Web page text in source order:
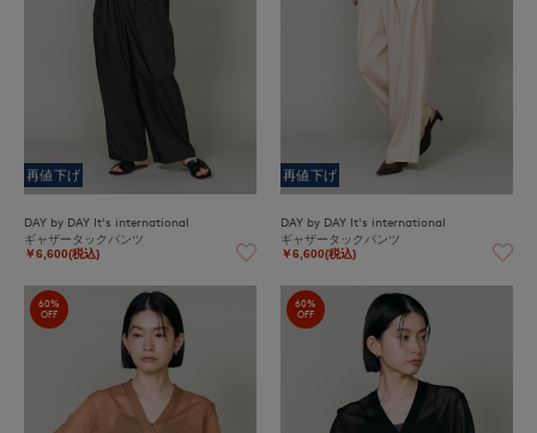
再値下げ
DAY by DAY It's international
ギャザータックパンツ
￥6,600(税込)
再値下げ
DAY by DAY It's international
ギャザータックパンツ
￥6,600(税込)
60%
OFF
60%
OFF